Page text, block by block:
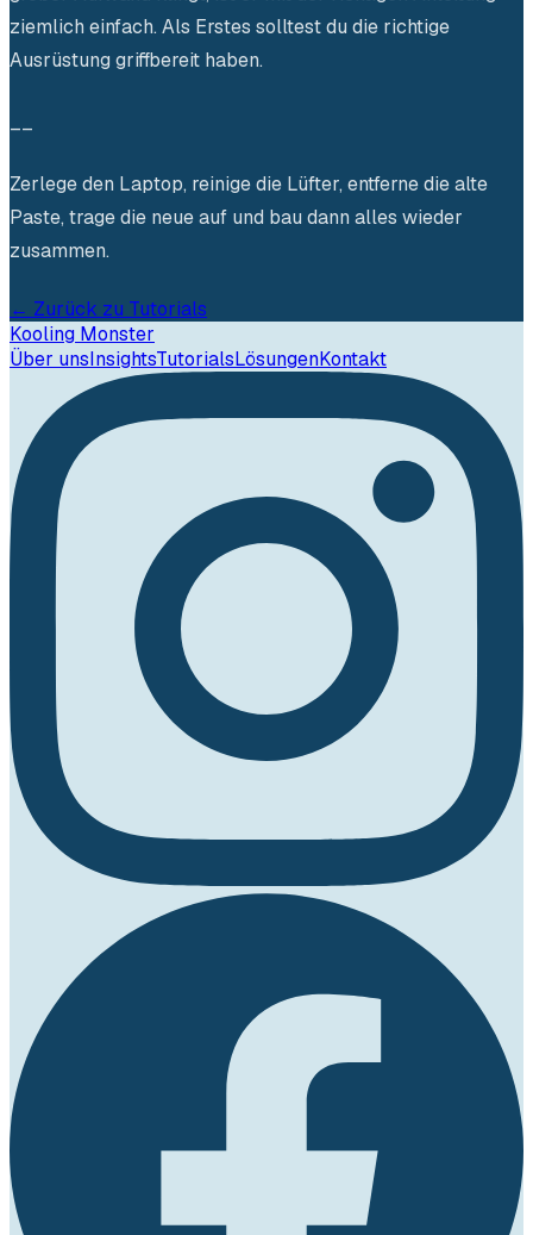
ziemlich einfach. Als Erstes solltest du die richtige
Ausrüstung griffbereit haben.
Zerlege den Laptop, reinige die Lüfter, entferne die alte
Paste, trage die neue auf und bau dann alles wieder
zusammen.
← Zurück zu Tutorials
Kooling Monster
Über unsInsightsTutorialsLösungenKontakt